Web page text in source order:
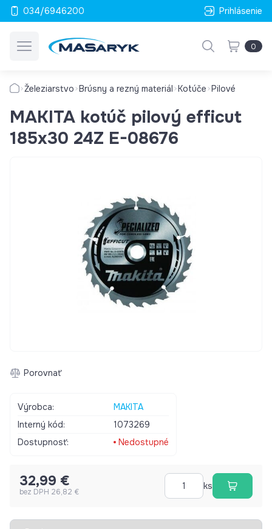
034/6946200 Prihlásenie
0
Železiarstvo Brúsny a rezný materiál Kotúče Pilové
MAKITA kotúč pilový efficut
185x30 24Z E-08676
Porovnať
Výrobca:
MAKITA
Interný kód:
1073269
Dostupnosť:
Nedostupné
32,99 €
bez DPH 26,82 €
ks
Vybrať záložku